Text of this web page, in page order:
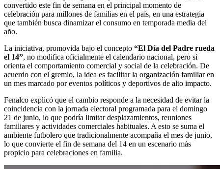
convertido este fin de semana en el principal momento de
celebración para millones de familias en el país, en una estrategia
que también busca dinamizar el consumo en temporada media del
año.
La iniciativa, promovida bajo el concepto “El Día del Padre rueda
el 14”, no modifica oficialmente el calendario nacional, pero sí
orienta el comportamiento comercial y social de la celebración. De
acuerdo con el gremio, la idea es facilitar la organización familiar en
un mes marcado por eventos políticos y deportivos de alto impacto.
Fenalco explicó que el cambio responde a la necesidad de evitar la
coincidencia con la jornada electoral programada para el domingo
21 de junio, lo que podría limitar desplazamientos, reuniones
familiares y actividades comerciales habituales. A esto se suma el
ambiente futbolero que tradicionalmente acompaña el mes de junio,
lo que convierte el fin de semana del 14 en un escenario más
propicio para celebraciones en familia.